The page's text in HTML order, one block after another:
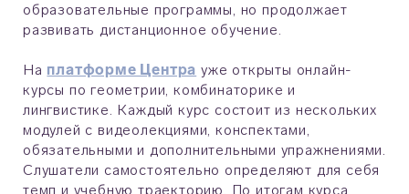
образовательные программы, но продолжает
развивать дистанционное обучение.
На платформе Центра уже открыты онлайн-
курсы по геометрии, комбинаторике и
лингвистике. Каждый курс состоит из нескольких
модулей с видеолекциями, конспектами,
обязательными и дополнительными упражнениями.
Слушатели самостоятельно определяют для себя
темп и учебную траекторию. По итогам курса